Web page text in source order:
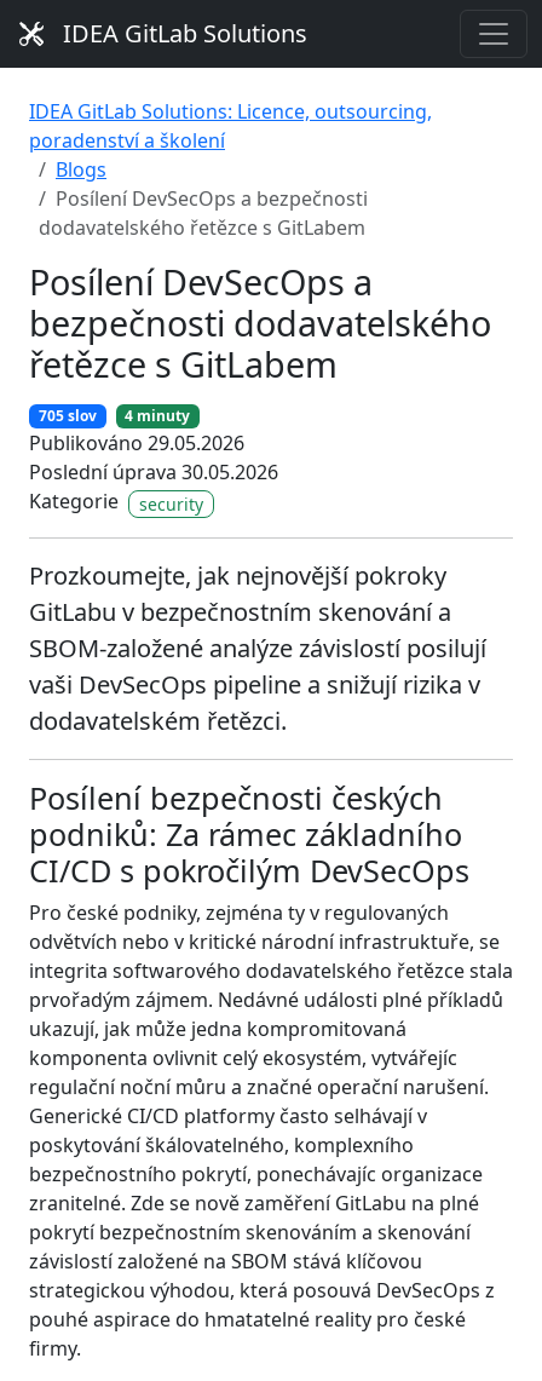
IDEA GitLab Solutions
IDEA GitLab Solutions: Licence, outsourcing,
poradenství a školení
Blogs
Posílení DevSecOps a bezpečnosti
dodavatelského řetězce s GitLabem
Posílení DevSecOps a
bezpečnosti dodavatelského
řetězce s GitLabem
705 slov 4 minuty
Publikováno 29.05.2026
Poslední úprava 30.05.2026
Kategorie
security
Prozkoumejte, jak nejnovější pokroky
GitLabu v bezpečnostním skenování a
SBOM-založené analýze závislostí posilují
vaši DevSecOps pipeline a snižují rizika v
dodavatelském řetězci.
Posílení bezpečnosti českých
podniků: Za rámec základního
CI/CD s pokročilým DevSecOps
Pro české podniky, zejména ty v regulovaných
odvětvích nebo v kritické národní infrastruktuře, se
integrita softwarového dodavatelského řetězce stala
prvořadým zájmem. Nedávné události plné příkladů
ukazují, jak může jedna kompromitovaná
komponenta ovlivnit celý ekosystém, vytvářejíc
regulační noční můru a značné operační narušení.
Generické CI/CD platformy často selhávají v
poskytování škálovatelného, komplexního
bezpečnostního pokrytí, ponechávajíc organizace
zranitelné. Zde se nově zaměření GitLabu na plné
pokrytí bezpečnostním skenováním a skenování
závislostí založené na SBOM stává klíčovou
strategickou výhodou, která posouvá DevSecOps z
pouhé aspirace do hmatatelné reality pro české
firmy.